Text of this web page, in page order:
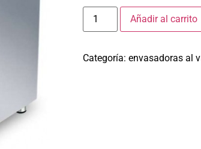
Añadir al carrito
Categoría: envasadoras al